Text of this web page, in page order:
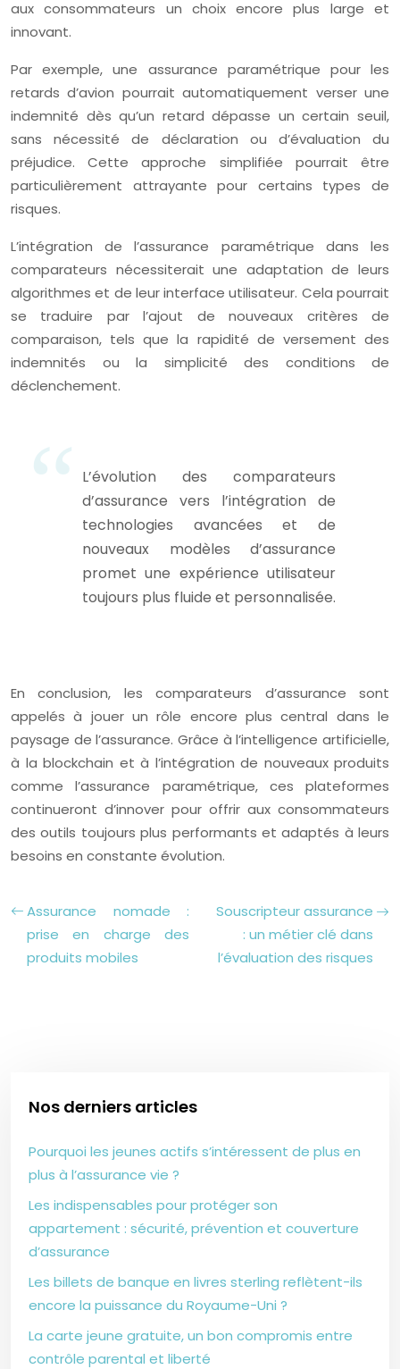
aux consommateurs un choix encore plus large et
innovant.
Par exemple, une assurance paramétrique pour les
retards d’avion pourrait automatiquement verser une
indemnité dès qu’un retard dépasse un certain seuil,
sans nécessité de déclaration ou d’évaluation du
préjudice. Cette approche simplifiée pourrait être
particulièrement attrayante pour certains types de
risques.
L’intégration de l’assurance paramétrique dans les
comparateurs nécessiterait une adaptation de leurs
algorithmes et de leur interface utilisateur. Cela pourrait
se traduire par l’ajout de nouveaux critères de
comparaison, tels que la rapidité de versement des
indemnités ou la simplicité des conditions de
déclenchement.
L’évolution des comparateurs
d’assurance vers l’intégration de
technologies avancées et de
nouveaux modèles d’assurance
promet une expérience utilisateur
toujours plus fluide et personnalisée.
En conclusion, les comparateurs d’assurance sont
appelés à jouer un rôle encore plus central dans le
paysage de l’assurance. Grâce à l’intelligence artificielle,
à la blockchain et à l’intégration de nouveaux produits
comme l’assurance paramétrique, ces plateformes
continueront d’innover pour offrir aux consommateurs
des outils toujours plus performants et adaptés à leurs
besoins en constante évolution.
Assurance nomade :
prise en charge des
produits mobiles
Souscripteur assurance
: un métier clé dans
l’évaluation des risques
Nos derniers articles
Pourquoi les jeunes actifs s’intéressent de plus en
plus à l’assurance vie ?
Les indispensables pour protéger son
appartement : sécurité, prévention et couverture
d’assurance
Les billets de banque en livres sterling reflètent-ils
encore la puissance du Royaume-Uni ?
La carte jeune gratuite, un bon compromis entre
contrôle parental et liberté